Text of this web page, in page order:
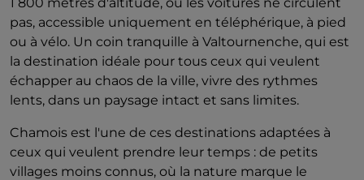
pas, accessible uniquement en téléphérique, à pied
ou à vélo. Un coin tranquille à Valtournenche, qui est
la destination idéale pour tous ceux qui veulent
échapper au chaos de la ville, vivre des rythmes
lents, dans un paysage intact et sans limites.
Chamois est l'une de ces destinations adaptées à
ceux qui veulent prendre leur temps : de petits
villages moins connus, où la nature marque le